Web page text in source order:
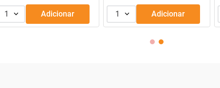
1 Adicionar 1 Adicionar